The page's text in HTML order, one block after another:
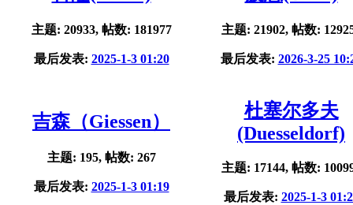
主题: 20933, 帖数: 181977
最后发表: 2025-1-3 01:20
主题: 21902, 帖数:
最后发表: 2026-3-25
吉森（Giessen）
主题: 195, 帖数: 267
最后发表: 2025-1-3 01:19
杜塞尔多夫
(Duesseldorf)
主题: 17144, 帖数:
最后发表: 2025-1-3